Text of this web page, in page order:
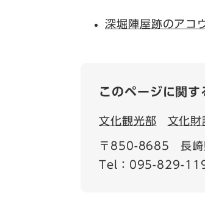
深堀陣屋跡のアコ
このページに関
文化観光部 文化財
〒850-8685
長
Tel：095-829-